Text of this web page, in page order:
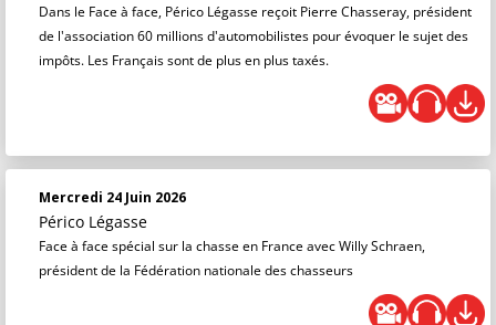
Dans le Face à face, Périco Légasse reçoit Pierre Chasseray, président
de l'association 60 millions d'automobilistes pour évoquer le sujet des
impôts. Les Français sont de plus en plus taxés.
Mercredi 24 Juin 2026
Périco Légasse
Face à face spécial sur la chasse en France avec Willy Schraen,
président de la Fédération nationale des chasseurs